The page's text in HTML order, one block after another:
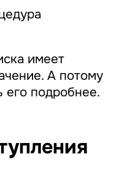
имеет
А потому
его подробнее.